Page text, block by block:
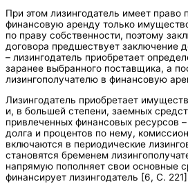
При этом лизингодатель имеет право
финансовую аренду только
по праву собственности, поэтому
договора предшествует заключение
– лизингодатель приобретает
заранее выбранного поставщика, а
лизингополучателю в финансовую
Лизингодатель приобретает
и, в большей степени, заемных
привлеченных финансовых ресурсов
долга и процентов по нему,
включаются в периодические
становятся бременем
напрямую пополняет свои основные
финансирует лизингодатель [6, С.